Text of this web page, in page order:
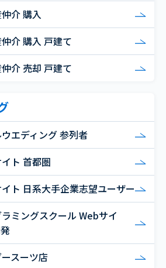
介 購入
介 購入 戸建て
介 売却 戸建て
ウエディング 参列者
イト 首都圏
イト 日系大手企業志望ユーザー
ラミングスクール Webサイ
スーツ店